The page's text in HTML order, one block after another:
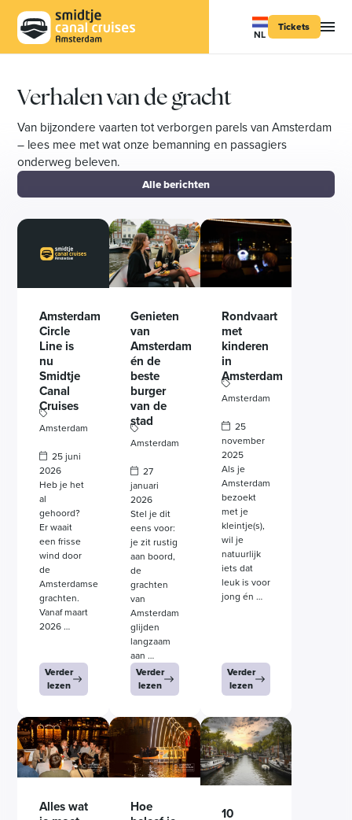
NL
Tickets
Verhalen van de gracht
Van bijzondere vaarten tot verborgen parels van Amsterdam
– lees mee met wat onze bemanning en passagiers
onderweg beleven.
Alle berichten
Amsterdam
Circle
Line is
nu
Smidtje
Canal
Cruises
Amsterdam
25 juni
2026
Heb je het
al
gehoord?
Er waait
een frisse
wind door
de
Amsterdamse
grachten.
Vanaf maart
2026 …
Verder
lezen
Genieten
van
Amsterdam
én de
beste
burger
van de
stad
Amsterdam
27
januari
2026
Stel je dit
eens voor:
je zit rustig
aan boord,
de
grachten
van
Amsterdam
glijden
langzaam
aan …
Verder
lezen
Rondvaart
met
kinderen
in
Amsterdam
Amsterdam
25
november
2025
Als je
Amsterdam
bezoekt
met je
kleintje(s),
wil je
natuurlijk
iets dat
leuk is voor
jong én …
Verder
lezen
Alles wat
Hoe
10